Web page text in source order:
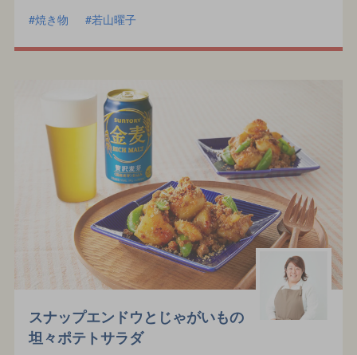
焼き物
若山曜子
スナップエンドウとじゃがいもの
坦々ポテトサラダ